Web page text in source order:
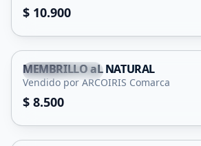
$ 10.900
San Francisco
MEMBRILLO aL NATURAL
Vendido por ARCOIRIS Comarca
$ 8.500